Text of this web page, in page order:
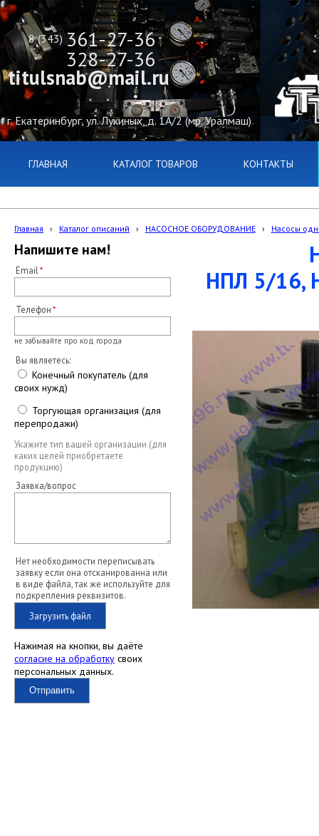
8 (343) 361-27-36
г. Екатеринбург, ул. Лукиных, д. 1А/2 (мр. Уралмаш)
328-27-36
titulsnab@mail.ru
ГЛАВНАЯ КАТАЛОГ ТОВАРОВ КОНТАКТЫ
Главная › Каталог описаний › НАСОСНОЕ ОБОРУДОВАНИЕ › Насосы
Напишите нам!
Email
Телефон
не забывайте про код города
Вы являетесь:
Конечный покупатель (для
своих нужд)
Торгующая организация (для
перепродажи)
Укажите тип вашей организации (для
каких целей приобретаете
продукцию)
Заявка/вопрос
Нет необходимости переписывать
заявку если она отсканированна или
в виде файла, так же используйте для
подкрепления реквизитов.
Загрузить файл
Нажимая на кнопки, вы даёте
согласие на обработку своих
персональных данных.
Отправить
НПЛ 5/16,